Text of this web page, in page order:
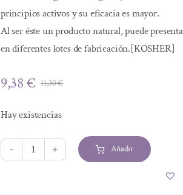
principios activos y su eficacia es mayor.
Al ser éste un producto natural, puede
en diferentes lotes de fabricación.[KOSHER]
11,30€El
era:
11,30 €.
9,38€
El
es:
9,38 €.
Hay existencias
EXTRACTO
Añadir